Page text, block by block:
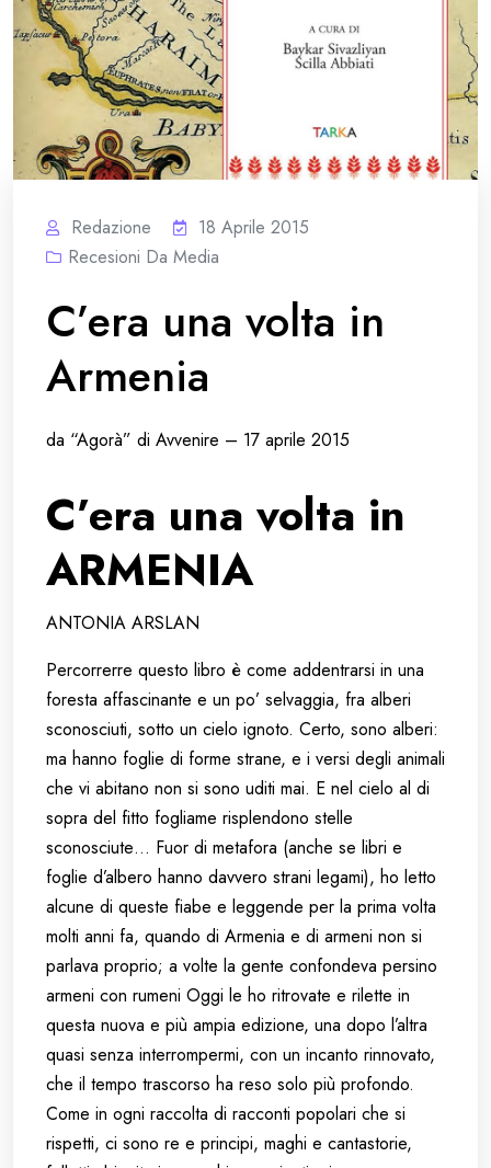
Redazione
18 Aprile 2015
Recesioni Da Media
C’era una volta in
Armenia
da “Agorà” di Avvenire – 17 aprile 2015
C’era una volta in
ARMENIA
ANTONIA ARSLAN
Percorrerre questo libro è come addentrarsi in una
foresta affascinante e un po’ selvaggia, fra alberi
sconosciuti, sotto un cielo ignoto. Certo, sono alberi:
ma hanno foglie di forme strane, e i versi degli animali
che vi abitano non si sono uditi mai. E nel cielo al di
sopra del fitto fogliame risplendono stelle
sconosciute… Fuor di metafora (anche se libri e
foglie d’albero hanno davvero strani legami), ho letto
alcune di queste fiabe e leggende per la prima volta
molti anni fa, quando di Armenia e di armeni non si
parlava proprio; a volte la gente confondeva persino
armeni con rumeni Oggi le ho ritrovate e rilette in
questa nuova e più ampia edizione, una dopo l’altra
quasi senza interrompermi, con un incanto rinnovato,
che il tempo trascorso ha reso solo più profondo.
Come in ogni raccolta di racconti popolari che si
rispetti, ci sono re e principi, maghi e cantastorie,